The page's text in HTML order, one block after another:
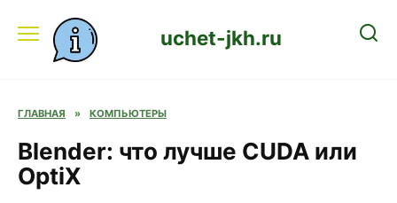
содержанию
uchet-jkh.ru
ГЛАВНАЯ » КОМПЬЮТЕРЫ
Blender: что лучше CUDA или
OptiX